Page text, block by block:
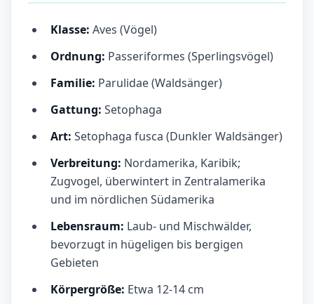
Klasse: Aves (Vögel)
Ordnung: Passeriformes (Sperlingsvögel)
Familie: Parulidae (Waldsänger)
Gattung: Setophaga
Art: Setophaga fusca (Dunkler Waldsänger)
Verbreitung: Nordamerika, Karibik;
Zugvogel, überwintert in Zentralamerika
und im nördlichen Südamerika
Lebensraum: Laub- und Mischwälder,
bevorzugt in hügeligen bis bergigen
Gebieten
Körpergröße: Etwa 12-14 cm